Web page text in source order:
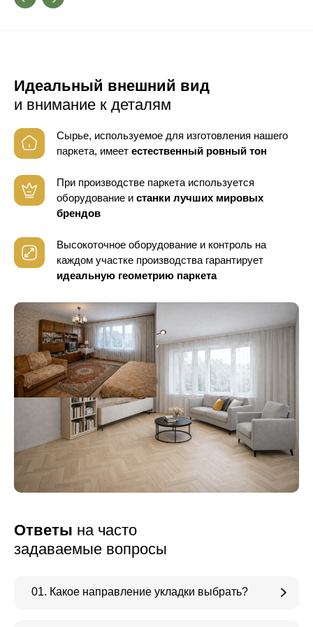
Идеальный внешний вид
и внимание к деталям
Сырье, используемое для изготовления нашего
паркета, имеет естественный ровный тон
При производстве паркета используется
оборудование и станки лучших мировых
брендов
Высокоточное оборудование и контроль на
каждом участке производства гарантирует
идеальную геометрию паркета
Ответы на часто
задаваемые вопросы
01. Какое направление укладки выбрать?